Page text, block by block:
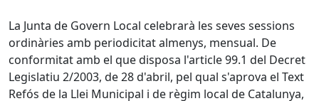
La Junta de Govern Local celebrarà les seves sessions
ordinàries amb periodicitat almenys, mensual. De
conformitat amb el que disposa l'article 99.1 del Decret
Legislatiu 2/2003, de 28 d'abril, pel qual s'aprova el Text
Refós de la Llei Municipal i de règim local de Catalunya,